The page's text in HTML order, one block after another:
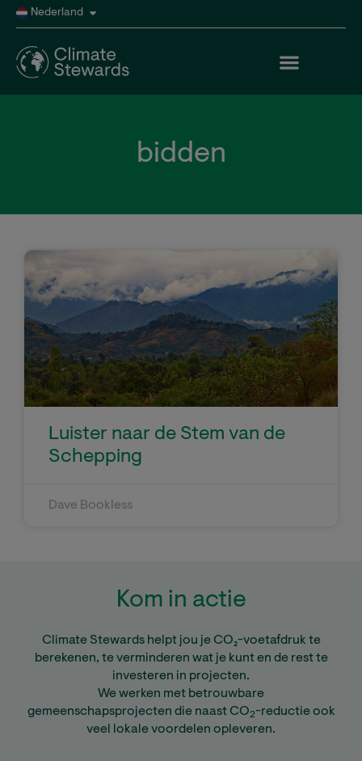
Nederland
bidden
Luister naar de Stem van de
Schepping
Dave Bookless
Kom in actie
Climate Stewards helpt jou je CO₂-voetafdruk te
berekenen, te verminderen wat je kunt en de rest te
investeren in projecten.
We werken met betrouwbare
gemeenschapsprojecten die naast CO2-reductie ook
veel lokale voordelen opleveren.